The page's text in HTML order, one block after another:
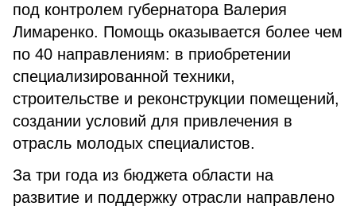
под контролем губернатора Валерия
Лимаренко. Помощь оказывается более чем
по 40 направлениям: в приобретении
специализированной техники,
строительстве и реконструкции помещений,
создании условий для привлечения в
отрасль молодых специалистов.
За три года из бюджета области на
развитие и поддержку отрасли направлено